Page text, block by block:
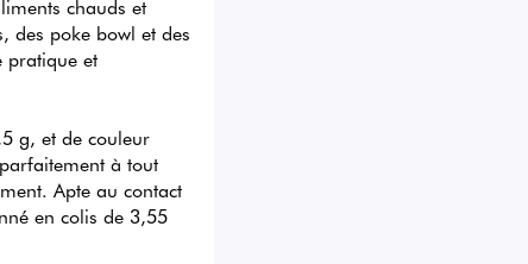
chauds et
des poke bowl et des
pratique et
g, et de couleur
à tout
Apte au contact
en colis de 3,55